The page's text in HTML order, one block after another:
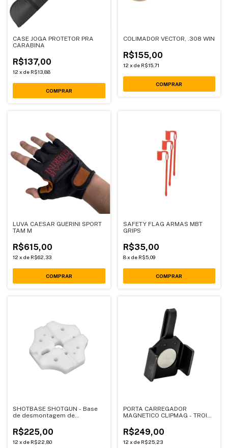
CASE JOGA PROTETOR PRA
CARABINA
R$137,00
12 x de R$13,88
COMPRAR
COLIMADOR VECTOR, .308 WIN
R$155,00
12 x de R$15,71
LUVA CAESAR GUERINI SPORT
TAM M
R$615,00
12 x de R$62,33
SAFETY FLAG ARMAS MBT
GRIPS
R$35,00
8 x de R$5,09
SHOTBASE SHOTGUN - Base
de desmontagem de
R$225,00
12 x de R$22,80
PORTA CARREGADOR
MAGNETICO CLIPMAG - TROIA
R$249,00
12 x de R$25,23